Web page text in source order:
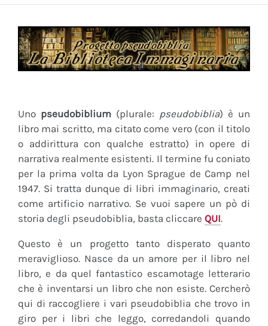
Uno pseudobiblium (plurale: pseudobiblia) è un
libro mai scritto, ma citato come vero (con il titolo
o addirittura con qualche estratto) in opere di
narrativa realmente esistenti. Il termine fu coniato
per la prima volta da Lyon Sprague de Camp nel
1947. Si tratta dunque di libri immaginario, creati
come artificio narrativo. Se vuoi sapere un pò di
storia degli pseudobiblia, basta cliccare QUI.
Questo è un progetto tanto disperato quanto
meraviglioso. Nasce da un amore per il libro nel
libro, e da quel fantastico escamotage letterario
che è inventarsi un libro che non esiste. Cercherò
qui di raccogliere i vari pseudobiblia che trovo in
giro per i libri che leggo, corredandoli quando